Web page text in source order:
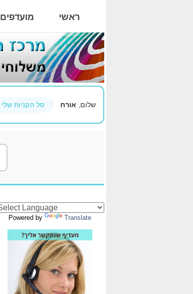
ראשי מועדפים
שלום, אורח סל הקניות שלי
Powered by Translate